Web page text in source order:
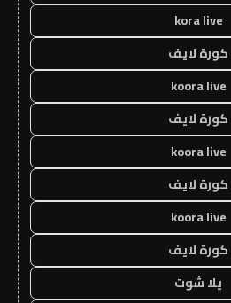
kora live
كورة لايف
koora live
كورة لايف
koora live
كورة لايف
koora live
كورة لايف
يلا شوت